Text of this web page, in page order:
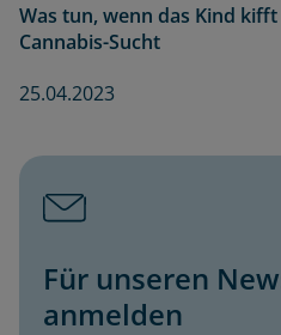
Was tun, wenn das Kind
Cannabis-Sucht
25.04.2023
Für unseren
anmelden